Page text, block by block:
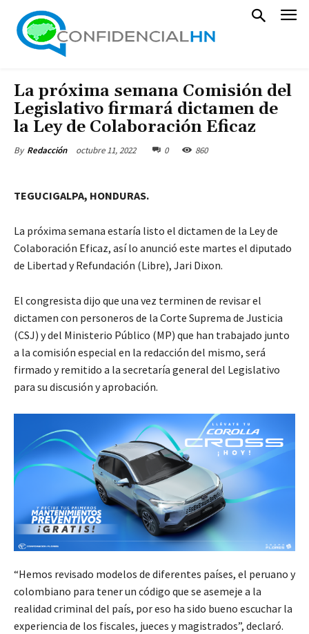
La próxima semana Comisión del
Legislativo firmará dictamen de
la Ley de Colaboración Eficaz
By Redacción octubre 11, 2022 0 860
TEGUCIGALPA, HONDURAS.
La próxima semana estaría listo el dictamen de la Ley de
Colaboración Eficaz, así lo anunció este martes el diputado
de Libertad y Refundación (Libre), Jari Dixon.
El congresista dijo que una vez terminen de revisar el
dictamen con personeros de la Corte Suprema de Justicia
(CSJ) y del Ministerio Público (MP) que han trabajado junto
a la comisión especial en la redacción del mismo, será
firmado y remitido a la secretaría general del Legislativo
para su discusión y aprobación.
“Hemos revisado modelos de diferentes países, el peruano y
colombiano para tener un código que se asemeje a la
realidad criminal del país, por eso ha sido bueno escuchar la
experiencia de los fiscales, jueces y magistrados”, declaró.